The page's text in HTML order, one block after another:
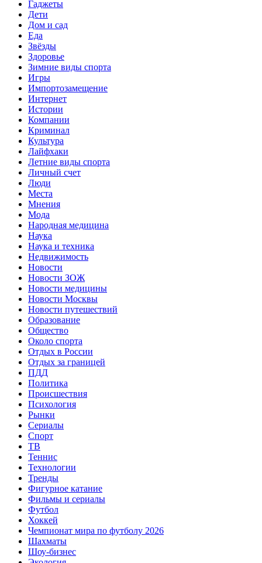
Гаджеты
Дети
Дом и сад
Еда
Звёзды
Здоровье
Зимние виды спорта
Игры
Импортозамещение
Интернет
Истории
Компании
Криминал
Культура
Лайфхаки
Летние виды спорта
Личный счет
Люди
Места
Мнения
Мода
Народная медицина
Наука
Наука и техника
Недвижимость
Новости
Новости ЗОЖ
Новости медицины
Новости Москвы
Новости путешествий
Образование
Общество
Около спорта
Отдых в России
Отдых за границей
ПДД
Политика
Происшествия
Психология
Рынки
Сериалы
Спорт
ТВ
Теннис
Технологии
Тренды
Фигурное катание
Фильмы и сериалы
Футбол
Хоккей
Чемпионат мира по футболу 2026
Шахматы
Шоу-бизнес